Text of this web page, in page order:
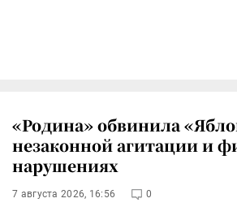
«Родина» обвинила
незаконной агитации и
нарушениях
7 августа 2026, 16:56 0